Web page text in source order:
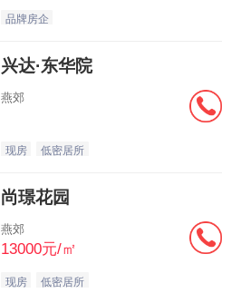
品牌房企
兴达·东华院
燕郊
现房 低密居所
尚璟花园
燕郊
13000元/㎡
现房 低密居所